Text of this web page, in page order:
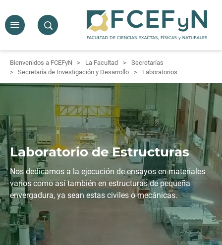
Bienvenidos a FCEFyN La Facultad
Secretarías
Secretaría de Investigación y Desarrollo
Laboratorios
Laboratorio de Estructuras
Nos dedicamos a la ejecución de ensayos en materiales
varios como así también en estructuras de pequeña
envergadura, ya sean estas civiles o mecánicas.